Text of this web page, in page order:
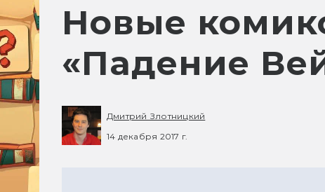
Новые
«Падение
Дмитрий Злотницкий
14 декабря 2017 г.